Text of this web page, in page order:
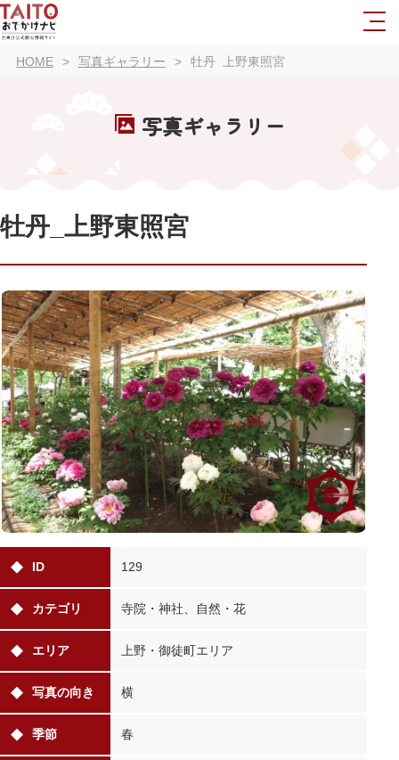
HOME 写真ギャラリー 牡丹_上野東照宮
写真ギャラリー
牡丹_上野東照宮
ID 129
カテゴリ 寺院・神社、自然・花
エリア 上野・御徒町エリア
写真の向き 横
季節 春